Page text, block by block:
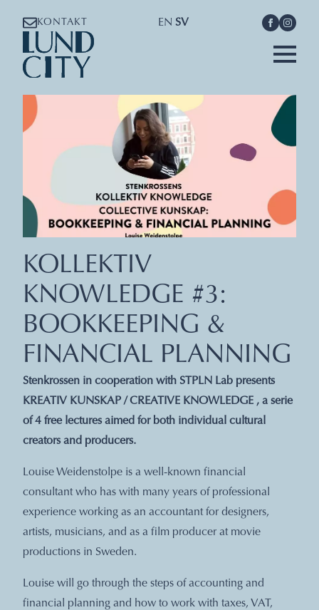
KONTAKT EN SV
KOLLEKTIV
KNOWLEDGE #3:
BOOKKEEPING &
FINANCIAL PLANNING
Stenkrossen in cooperation with STPLN Lab presents
KREATIV KUNSKAP / CREATIVE KNOWLEDGE , a serie
of 4 free lectures aimed for both individual cultural
creators and producers.
Louise Weidenstolpe is a well-known financial
consultant who has with many years of professional
experience working as an accountant for designers,
artists, musicians, and as a film producer at movie
productions in Sweden.
Louise will go through the steps of accounting and
financial planning and how to work with taxes, VAT,